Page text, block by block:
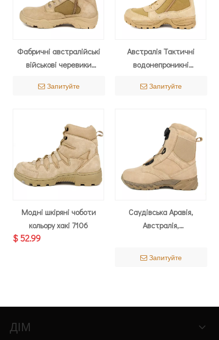
Фабричні австралійські
військові черевики
Запитуйте
Австралія Тактичні
водонепроникні
пустельні черевики 7245
Запитуйте
Модні шкіряні чоботи
кольору хакі 7106
$ 52.99
Саудівська Аравія,
Австралія,
черевики BOA 7288
Запитуйте
ДІМ